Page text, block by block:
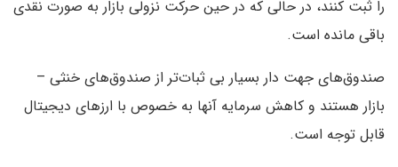
را ثبت کنند، در حالی که در حین حرکت نزولی بازار به صورت نقدی
باقی مانده است.
صندوق‌های جهت دار بسيار بی ثبات‌تر از صندوق‌های خنثی –
بازار هستند و کاهش سرمایه آنها به خصوص با ارزهای دیجیتال
قابل توجه است.